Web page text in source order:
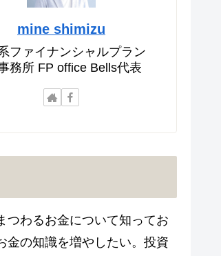
mine shimizu
ファイナンシャルプラン
務所 FP office Bells代表
つわるお金について知ってお
金の知識を増やしたい。投資